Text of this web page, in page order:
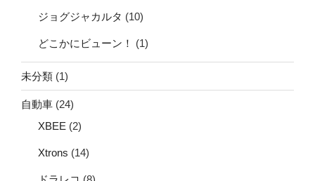
ジョグジャカルタ (10)
どこかにビューン！ (1)
未分類 (1)
自動車 (24)
XBEE (2)
Xtrons (14)